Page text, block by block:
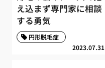
え込まず専門家に相談
する勇気
2023.07.31
円形脱毛症